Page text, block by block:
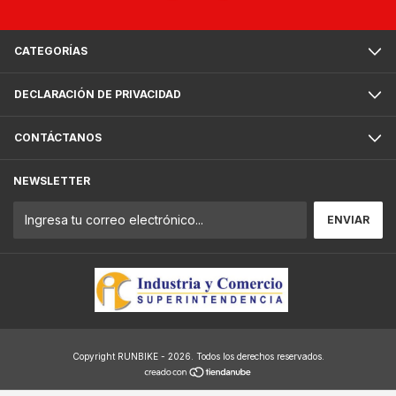
CATEGORÍAS
DECLARACIÓN DE PRIVACIDAD
CONTÁCTANOS
NEWSLETTER
Copyright RUNBIKE - 2026. Todos los derechos reservados.